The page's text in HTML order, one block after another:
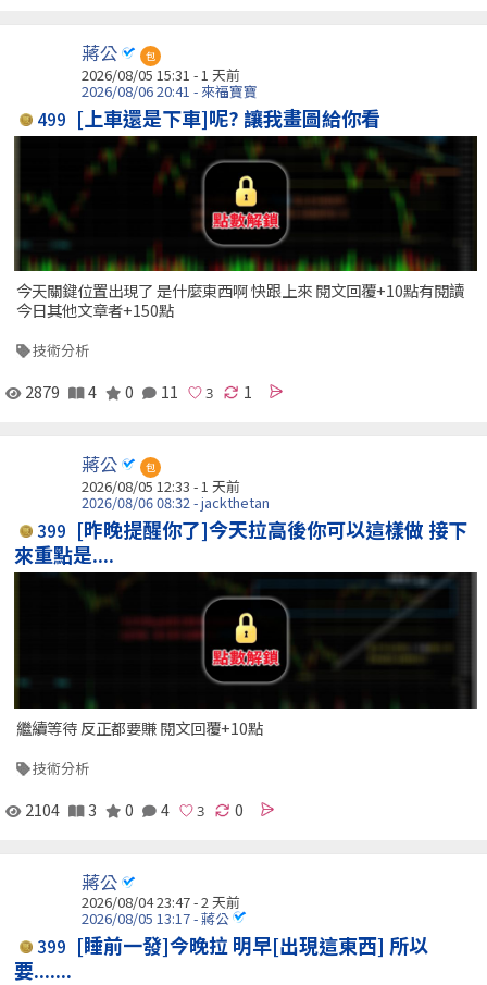
蔣公 包
2026/08/05 15:31 - 1 天前
2026/08/06 20:41 - 來福寶寶
499 [上車還是下車]呢? 讓我畫圖給你看
今天關鍵位置出現了 是什麼東西啊 快跟上來 閱文回覆+10點有閱讀
今日其他文章者+150點
技術分析
2879 4 0 11 1
蔣公 包
2026/08/05 12:33 - 1 天前
2026/08/06 08:32 - jackthetan
399 [昨晚提醒你了]今天拉高後你可以這樣做 接下
來重點是....
繼續等待 反正都要賺 閱文回覆+10點
技術分析
2104 3 0 4 0
蔣公
2026/08/04 23:47 - 2 天前
2026/08/05 13:17 - 蔣公
399 [睡前一發]今晚拉 明早[出現這東西] 所以
要.......